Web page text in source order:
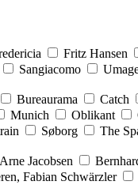
Fritz Hansen
Sangiacomo
Bureaurama Catch
Munich Oblikant
Søborg The
Arne Jacobsen
Fabian Schwärzler